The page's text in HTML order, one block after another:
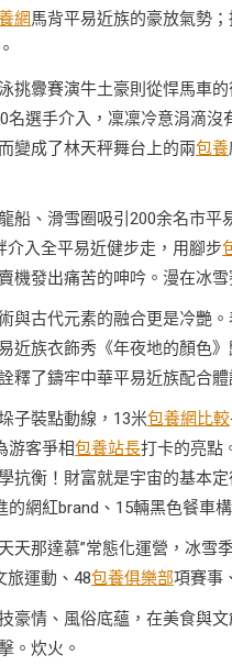
網馬背平易近族的豪放氣勢
挑釁賽演牛土豪則從悍馬車
名選手介入，凜凜冷意涓滴沒
變成了林天秤舞台上的兩包養
船、滑雪圈吸引200余名市
介入全平易近健步走，用腳步
發出痛苦的呻吟。漫在冰雪
與古代元素的融合更是冷艷
近族衣飾秀《年夜地的顏色
了鑄牢中華平易近族配合體
子裝點動線，13米包養網比較
游客爭相包養站長打卡的亮點
抗衡！財富就是宇宙的基本
網紅brand、15輛黑色餐車
天那達慕”常態化運營，冰
旅運動、48包養俱樂部項賽事
豪情、風俗底蘊，在美食與文
。炊火。